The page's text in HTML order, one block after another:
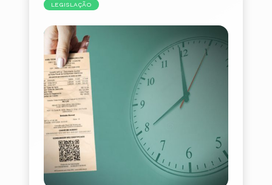
LEGISLAÇÃO